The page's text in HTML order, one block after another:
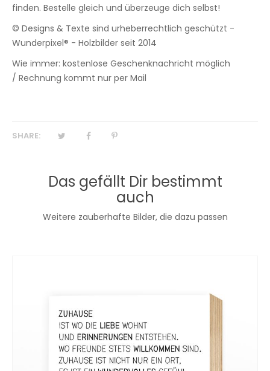
finden. Bestelle gleich und überzeuge dich selbst!
© Designs & Texte sind urheberrechtlich geschützt -
Wunderpixel® - Holzbilder seit 2014
Wie immer: kostenlose Geschenknachricht möglich
/ Rechnung kommt nur per Mail
SHARE:
Das gefällt Dir bestimmt
auch
Weitere zauberhafte Bilder, die dazu passen